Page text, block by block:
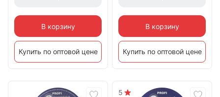
В корзину
Купить по оптовой цене
В корзину
Купить по оптовой цене
5